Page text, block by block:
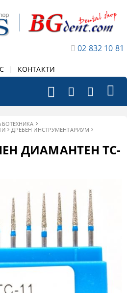
02 832 10 81
КОНТАКТИ
ДРЕБЕН ИНСТРУМЕНТАРИУМ
ДИАМАНТЕН TC-